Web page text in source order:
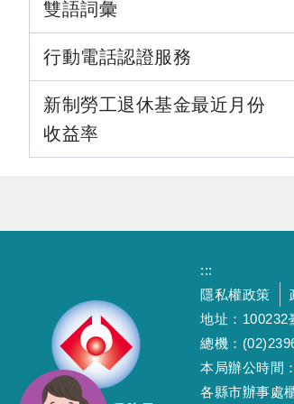
雙語詞彙
行動電話認證服務
新制勞工退休基金最近月份
收益率
:::
隱私權政策
地址：100232
總機：
本局辦公時間
各縣市辦事處